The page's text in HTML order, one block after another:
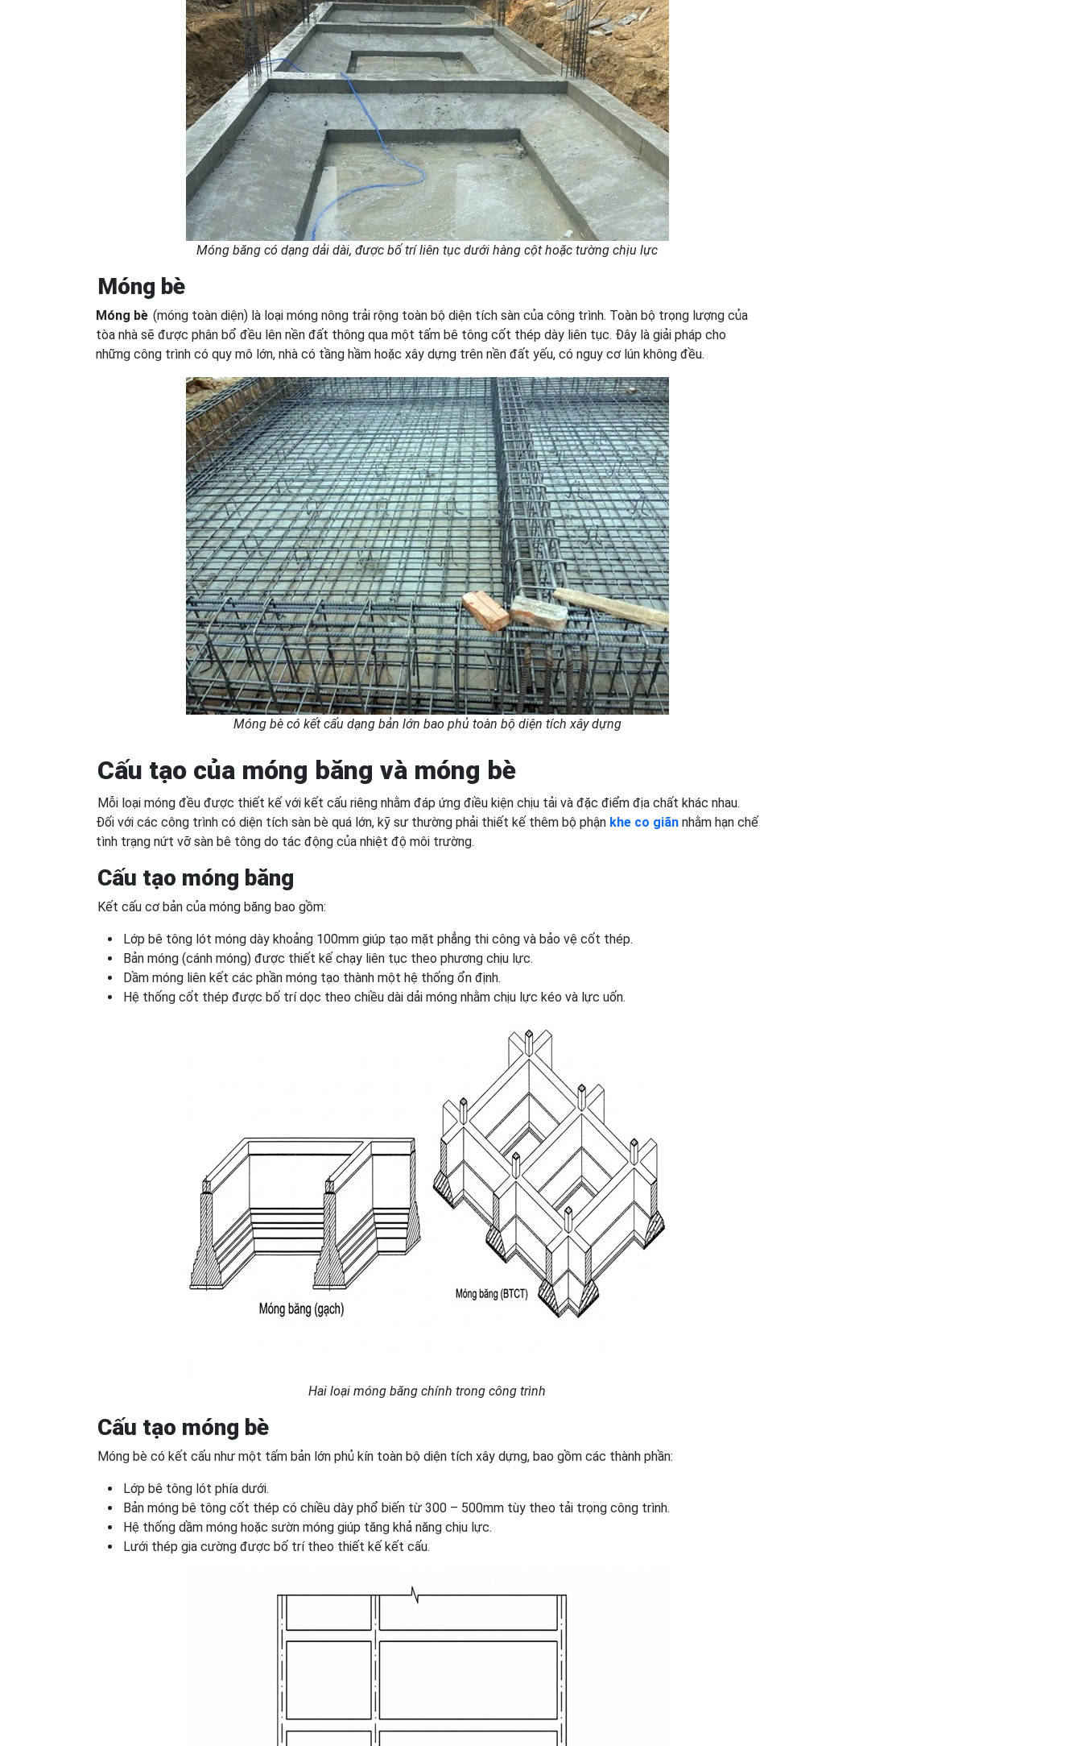
Móng băng có dạng dải dài, được bố trí liên tục dưới hàng cột hoặc tường chịu lực
Móng bè
Móng bè (móng toàn diện) là loại móng nông trải rộng toàn bộ diện tích sàn của công trình. Toàn bộ trọng lượng của
tòa nhà sẽ được phân bổ đều lên nền đất thông qua một tấm bê tông cốt thép dày liên tục. Đây là giải pháp cho
những công trình có quy mô lớn, nhà có tầng hầm hoặc xây dựng trên nền đất yếu, có nguy cơ lún không đều.
Móng bè có kết cấu dạng bản lớn bao phủ toàn bộ diện tích xây dựng
Cấu tạo của móng băng và móng bè
Mỗi loại móng đều được thiết kế với kết cấu riêng nhằm đáp ứng điều kiện chịu tải và đặc điểm địa chất khác nhau.
Đối với các công trình có diện tích sàn bè quá lớn, kỹ sư thường phải thiết kế thêm bộ phận khe co giãn nhằm hạn chế
tình trạng nứt vỡ sàn bê tông do tác động của nhiệt độ môi trường.
Cấu tạo móng băng
Kết cấu cơ bản của móng băng bao gồm:
Lớp bê tông lót móng dày khoảng 100mm giúp tạo mặt phẳng thi công và bảo vệ cốt thép.
Bản móng (cánh móng) được thiết kế chạy liên tục theo phương chịu lực.
Dầm móng liên kết các phần móng tạo thành một hệ thống ổn định.
Hệ thống cốt thép được bố trí dọc theo chiều dài dải móng nhằm chịu lực kéo và lực uốn.
Hai loại móng băng chính trong công trình
Cấu tạo móng bè
Móng bè có kết cấu như một tấm bản lớn phủ kín toàn bộ diện tích xây dựng, bao gồm các thành phần:
Lớp bê tông lót phía dưới.
Bản móng bê tông cốt thép có chiều dày phổ biến từ 300 – 500mm tùy theo tải trọng công trình.
Hệ thống dầm móng hoặc sườn móng giúp tăng khả năng chịu lực.
Lưới thép gia cường được bố trí theo thiết kế kết cấu.